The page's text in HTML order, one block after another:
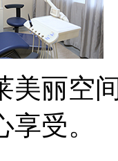
美丽空
受。